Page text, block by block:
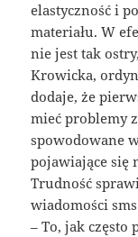
elastyczność i
materiału. W
nie jest tak
Krowicka,
dodaje, że
mieć problemy
spowodowane
pojawiające się
Trudność
wiadomości
– To, jak